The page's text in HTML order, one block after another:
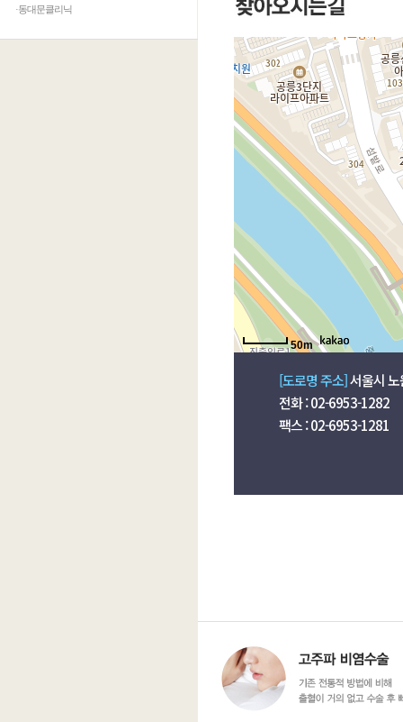
·동대문클리닉
50m
[도로명 주소]서울시
전화 : 02-6953-1282
팩스 : 02-6953-1281